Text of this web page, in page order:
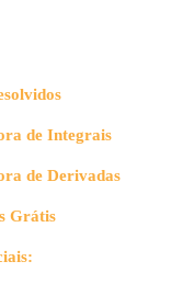
de Integrais
de Derivadas
Grátis